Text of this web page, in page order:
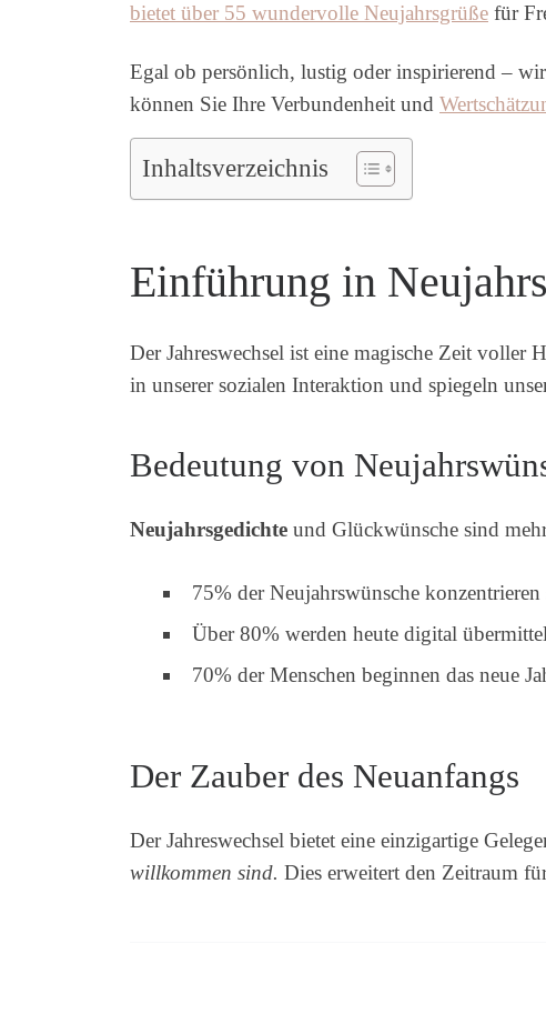
bietet über 55 wundervolle Neujahrsgrüße für
Egal ob persönlich, lustig oder inspirierend –
können Sie Ihre Verbundenheit und
Inhaltsverzeichnis
Einführung in
Der Jahreswechsel ist eine magische Zeit voller
in unserer sozialen Interaktion und spiegeln
Bedeutung von
Neujahrsgedichte und Glückwünsche sind
75% der Neujahrswünsche
Über 80% werden heute digital
70% der Menschen beginnen das neue
Der Zauber des Neuanfangs
Der Jahreswechsel bietet eine einzigartige
willkommen sind. Dies erweitert den Zeitraum